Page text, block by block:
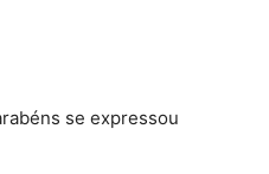
se expressou